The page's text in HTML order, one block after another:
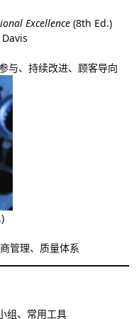
Excellence (8th Ed.)
与、持续改进、顾客导向
管理、质量体系
组、常用工具